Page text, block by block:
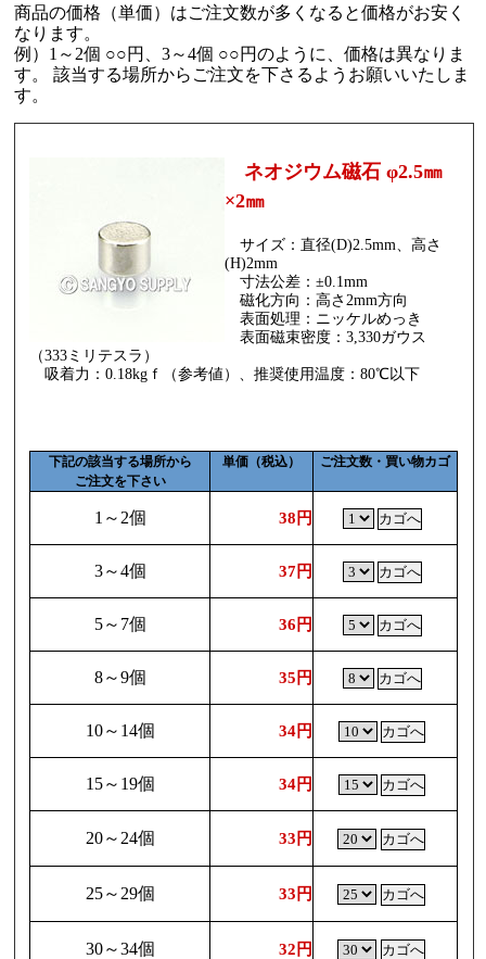
商品の価格（単価）はご注文数が多くなると価格がお安く
なります。
例）1～2個 ○○円、3～4個 ○○円のように、価格は異なりま
す。 該当する場所からご注文を下さるようお願いいたしま
す。
ネオジウム磁石 φ2.5㎜
×2㎜
サイズ：直径(D)2.5mm、高さ
(H)2mm
寸法公差：±0.1mm
磁化方向：高さ2mm方向
表面処理：ニッケルめっき
表面磁束密度：3,330ガウス
（333ミリテスラ）
吸着力：0.18kgｆ（参考値）、推奨使用温度：80℃以下
下記の該当する場所から
ご注文を下さい
単価（税込） ご注文数・買い物カゴ
1～2個 38円
3～4個 37円
5～7個 36円
8～9個 35円
10～14個 34円
15～19個 34円
20～24個 33円
25～29個 33円
30～34個 32円